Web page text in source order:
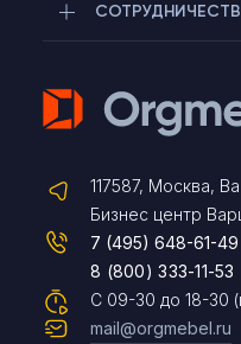
117587, Москва,
Бизнес центр
С 09-30 до 18-30
7 (495) 648-61-49
8 (800) 333-11-53
mail@orgmebel.ru
Telegram
Max
Чат на